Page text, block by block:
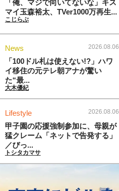
「俺、マジで向いてないな」キス
マイ玉森裕太、TVer1000万再生...
こじらぶ
News 2026.08.06
「100ドル札は使えない!?」ハワ
イ移住の元テレ朝アナが驚い
た“最...
大木優紀
Lifestyle 2026.08.06
甲子園の応援強制参加に、母親が
猛クレーム「ネットで告発する」
／びっ...
トシタカマサ